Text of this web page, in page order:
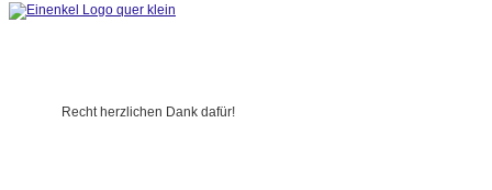
Recht herzlichen Dank dafür!